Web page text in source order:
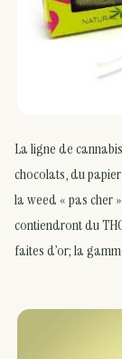
La ligne de
chocolats, du
la weed « pas cher
contiendront du
faites d’or; la